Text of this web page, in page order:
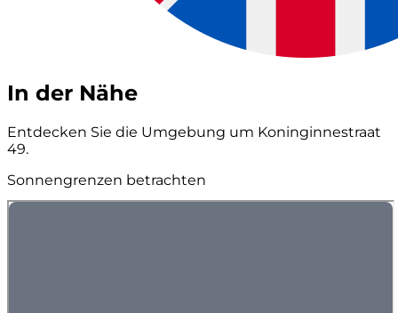
In der Nähe
Entdecken Sie die Umgebung um Koninginnestraat
49.
Sonnengrenzen betrachten